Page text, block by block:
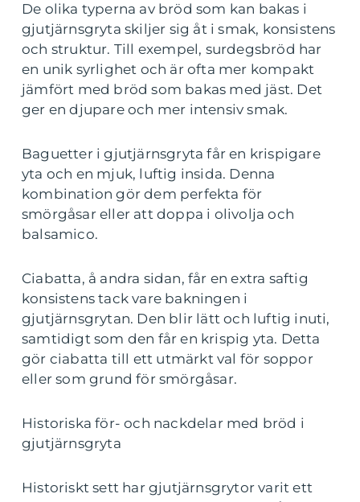
De olika typerna av bröd som kan bakas i
gjutjärnsgryta skiljer sig åt i smak, konsistens
och struktur. Till exempel, surdegsbröd har
en unik syrlighet och är ofta mer kompakt
jämfört med bröd som bakas med jäst. Det
ger en djupare och mer intensiv smak.
Baguetter i gjutjärnsgryta får en krispigare
yta och en mjuk, luftig insida. Denna
kombination gör dem perfekta för
smörgåsar eller att doppa i olivolja och
balsamico.
Ciabatta, å andra sidan, får en extra saftig
konsistens tack vare bakningen i
gjutjärnsgrytan. Den blir lätt och luftig inuti,
samtidigt som den får en krispig yta. Detta
gör ciabatta till ett utmärkt val för soppor
eller som grund för smörgåsar.
Historiska för- och nackdelar med bröd i
gjutjärnsgryta
Historiskt sett har gjutjärnsgrytor varit ett